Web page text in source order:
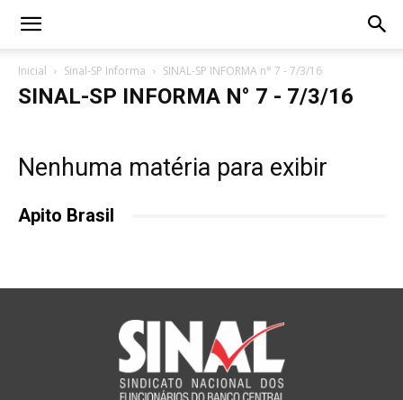
Inicial Sinal-SP Informa SINAL-SP INFORMA n° 7 - 7/3/16
SINAL-SP INFORMA N° 7 - 7/3/16
Nenhuma matéria para exibir
Apito Brasil